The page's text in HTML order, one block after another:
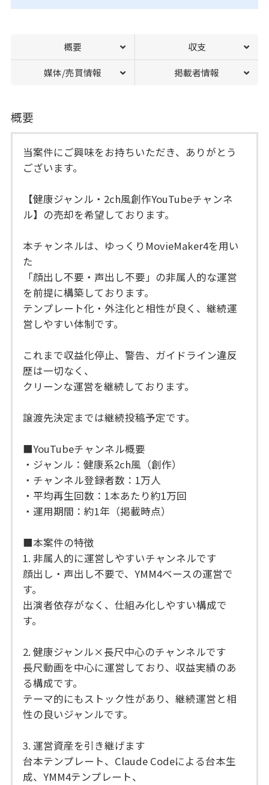
概要 収支
媒体/売買情報 掲載者情報
概要
当案件にご興味をお持ちいただき、ありがとう
ございます。
【健康ジャンル・2ch風創作YouTubeチャンネ
ル】の売却を希望しております。
本チャンネルは、ゆっくりMovieMaker4を用い
た
「顔出し不要・声出し不要」の非属人的な運営
を前提に構築しております。
テンプレート化・外注化と相性が良く、継続運
営しやすい体制です。
これまで収益化停止、警告、ガイドライン違反
歴は一切なく、
クリーンな運営を継続しております。
譲渡先決定までは継続投稿予定です。
■YouTubeチャンネル概要
・ジャンル：健康系2ch風（創作）
・チャンネル登録者数：1万人
・平均再生回数：1本あたり約1万回
・運用期間：約1年（掲載時点）
■本案件の特徴
1. 非属人的に運営しやすいチャンネルです
顔出し・声出し不要で、YMM4ベースの運営で
す。
出演者依存がなく、仕組み化しやすい構成で
す。
2. 健康ジャンル×長尺中心のチャンネルです
長尺動画を中心に運営しており、収益実績のあ
る構成です。
テーマ的にもストック性があり、継続運営と相
性の良いジャンルです。
3. 運営資産を引き継げます
台本テンプレート、Claude Codeによる台本生
成、YMM4テンプレート、